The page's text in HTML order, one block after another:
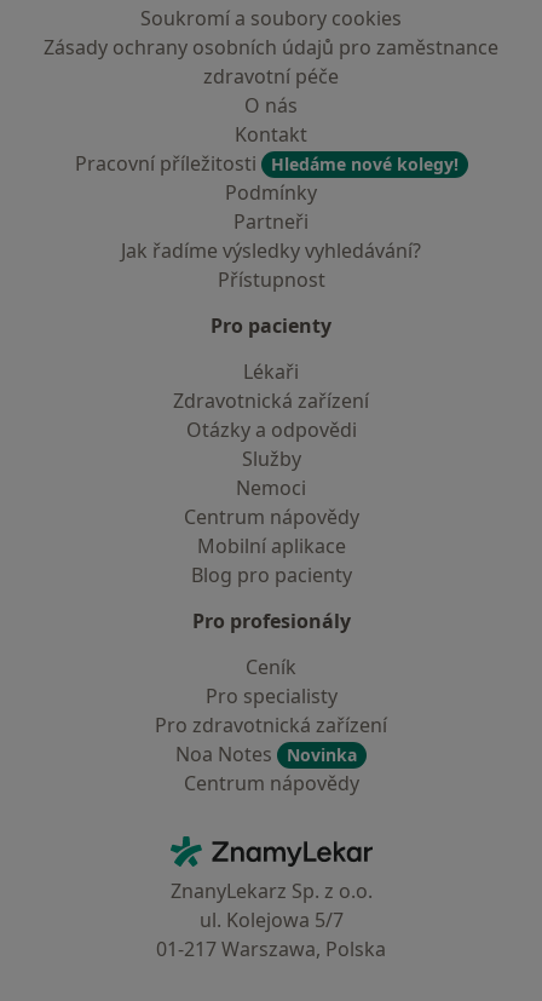
Soukromí a soubory cookies
Zásady ochrany osobních údajů pro zaměstnance
zdravotní péče
O nás
Kontakt
Pracovní příležitosti
Hledáme nové kolegy!
Podmínky
Partneři
Jak řadíme výsledky vyhledávání?
Přístupnost
Pro pacienty
Lékaři
Zdravotnická zařízení
Otázky a odpovědi
Služby
Nemoci
Centrum nápovědy
Mobilní aplikace
Blog pro pacienty
Pro profesionály
Ceník
Pro specialisty
Pro zdravotnická zařízení
Noa Notes
Novinka
Centrum nápovědy
ZnamyLekar - Hlavní stránka
ZnanyLekarz Sp. z o.o.
ul. Kolejowa 5/7
01-217 Warszawa, Polska